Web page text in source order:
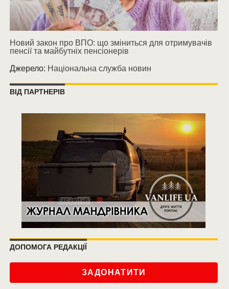
Новий закон про ВПО: що зміниться для отримувачів
пенсії та майбутніх пенсіонерів
Джерело: Національна служба новин
ВІД ПАРТНЕРІВ
ДОПОМОГА РЕДАКЦІЇ
ЗАДОНАТИТИ